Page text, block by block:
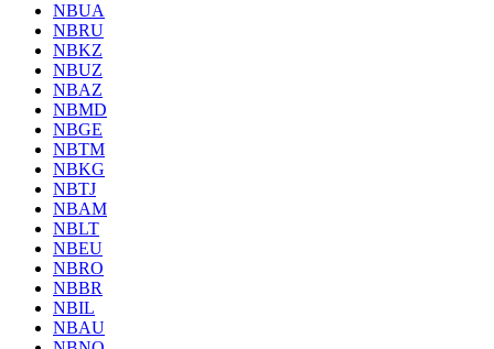
NBUA
NBRU
NBKZ
NBUZ
NBAZ
NBMD
NBGE
NBTM
NBKG
NBTJ
NBAM
NBLT
NBEU
NBRO
NBBR
NBIL
NBAU